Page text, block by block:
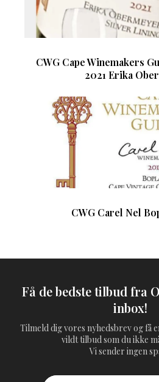
CWG Cape Winemakers
2021 Erika
CWG Carel Nel
Få de bedste tilbud fra
inbox!
Tilmeld dig vores nyhedsbrev og få
vildt tilbud som du ikke
Vi sender ingen